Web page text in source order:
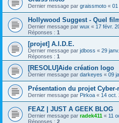
Dernier message par graissmoto « 01
Hollywood Suggest - Quel
Dernier message par wux « 17 févr.
Réponses : 1
[projet] A.I.D.E.
Dernier message par jdboss « 29
Réponses : 1
[RESOLU]Aide création logo
Dernier message par darkeyes « 09
Présentation du projet
Dernier message par Pirkoa « 14 oct.
FEAZ | JUST A GEEK BLOG
Dernier message par radek411 « 11
Réponses : 2